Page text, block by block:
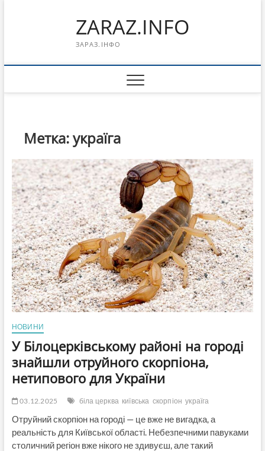
ZARAZ.INFO
ЗАРАЗ.ІНФО
Метка:україга
НОВИНИ
У Білоцерківському районі на городі
знайшли отруйного скорпіона,
нетипового для України
03.12.2025 біла церква київська скорпіон україга
Отруйний скорпіон на городі — це вже не вигадка, а
реальність для Київської області. Небезпечними павуками
столичний регіон вже нікого не здивуєш, але такий